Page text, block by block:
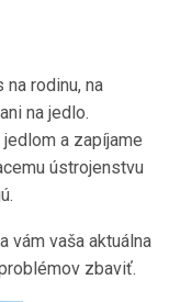
rodinu, na
na jedlo.
a zapíjame
ústrojenstvu
vám vaša aktuálna
zbaviť.